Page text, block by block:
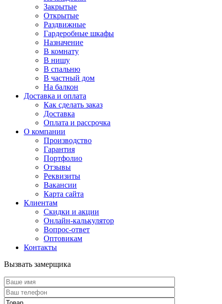
Закрытые
Открытые
Раздвижные
Гардеробные шкафы
Назначение
В комнату
В нишу
В спальню
В частный дом
На балкон
Доставка и оплата
Как сделать заказ
Доставка
Оплата и рассрочка
О компании
Производство
Гарантия
Портфолио
Отзывы
Реквизиты
Вакансии
Карта сайта
Клиентам
Скидки и акции
Онлайн-калькулятор
Вопрос-ответ
Оптовикам
Контакты
Вызвать замерщика